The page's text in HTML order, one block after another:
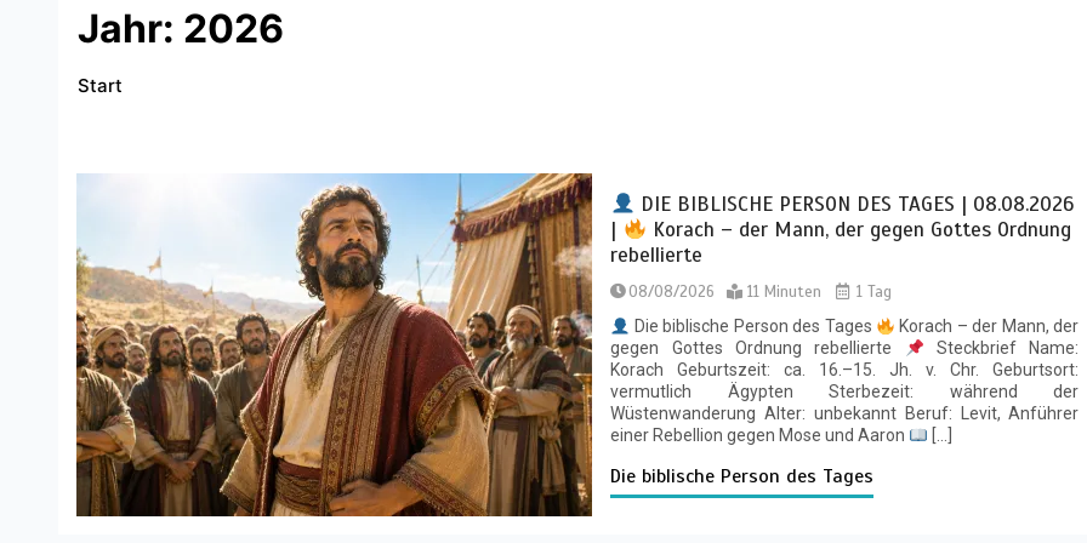
Jahr: 2026
Start
DIE BIBLISCHE PERSON DES TAGES | 08.08.2026
|
Korach – der Mann, der gegen Gottes Ordnung
rebellierte
08/08/2026 11 Minuten
1 Tag
Die biblische Person des Tages
Korach – der Mann, der
gegen Gottes Ordnung rebellierte
Steckbrief Name:
Korach Geburtszeit: ca. 16.–15. Jh. v. Chr. Geburtsort:
vermutlich Ägypten Sterbezeit: während der
Wüstenwanderung Alter: unbekannt Beruf: Levit, Anführer
einer Rebellion gegen Mose und Aaron
[…]
Die biblische Person des Tages